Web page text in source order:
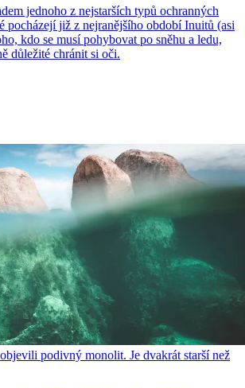
jednoho z nejstarších typů ochranných
pocházejí již z nejranějšího období Inuitů (asi
kdo se musí pohybovat po sněhu a ledu,
důležité chránit si oči.
podivný monolit. Je dvakrát starší než